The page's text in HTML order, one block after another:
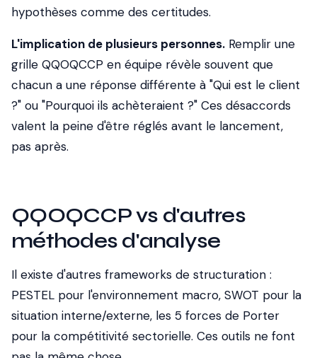
hypothèses comme des certitudes.
L'implication de plusieurs personnes. Remplir une
grille QQOQCCP en équipe révèle souvent que
chacun a une réponse différente à "Qui est le client
?" ou "Pourquoi ils achèteraient ?" Ces désaccords
valent la peine d'être réglés avant le lancement,
pas après.
QQOQCCP vs d'autres
méthodes d'analyse
Il existe d'autres frameworks de structuration :
PESTEL pour l'environnement macro, SWOT pour la
situation interne/externe, les 5 forces de Porter
pour la compétitivité sectorielle. Ces outils ne font